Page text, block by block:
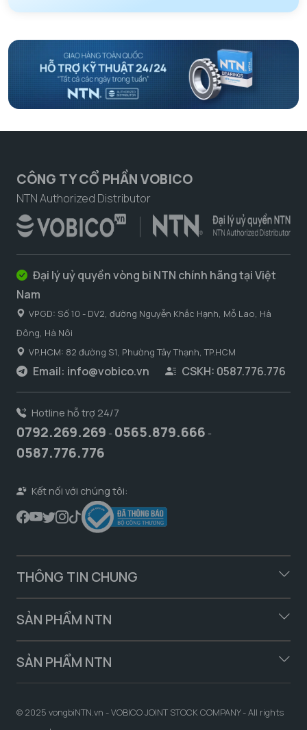
CÔNG TY CỔ PHẦN VOBICO
NTN Authorized Distributor
Đại lý uỷ quyền vòng bi NTN chính hãng tại Việt
Nam
VPGD: Số 10 - DV2, đường Nguyễn Khắc Hạnh, Mỗ Lao, Hà
Đông, Hà Nôi
VP.HCM: 82 đường S1, Phường Tây Thạnh, TP.HCM
Email: info@vobico.vn CSKH: 0587.776.776
Hotline hỗ trợ 24/7
0792.269.269 - 0565.879.666 -
0587.776.776
Kết nối với chúng tôi:
THÔNG TIN CHUNG
SẢN PHẨM NTN
SẢN PHẨM NTN
© 2025 vongbiNTN.vn - VOBICO JOINT STOCK COMPANY - All rights